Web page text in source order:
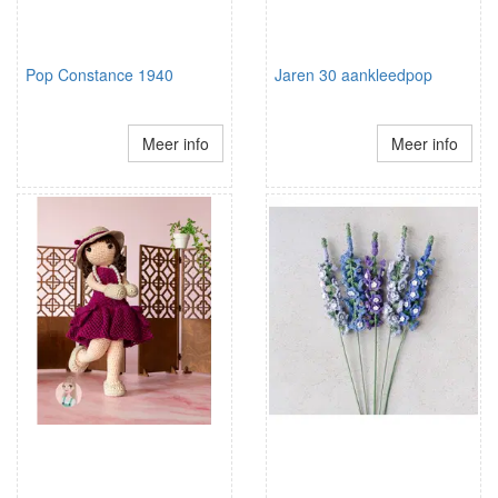
Pop Constance 1940
Meer info
Jaren 30 aankleedpop
Meer info